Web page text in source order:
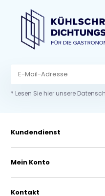
* Lesen Sie hier unsere
Kundendienst
Mein Konto
Kontakt